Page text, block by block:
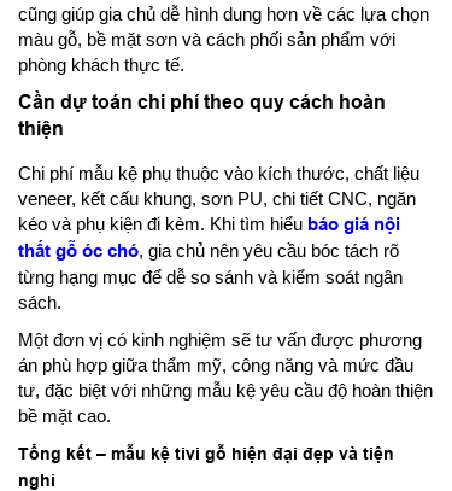
cũng giúp gia chủ dễ hình dung hơn về các lựa chọn
màu gỗ, bề mặt sơn và cách phối sản phẩm với
phòng khách thực tế.
Cần dự toán chi phí theo quy cách hoàn
thiện
Chi phí mẫu kệ phụ thuộc vào kích thước, chất liệu
veneer, kết cấu khung, sơn PU, chi tiết CNC, ngăn
kéo và phụ kiện đi kèm. Khi tìm hiểu báo giá nội
thất gỗ óc chó, gia chủ nên yêu cầu bóc tách rõ
từng hạng mục để dễ so sánh và kiểm soát ngân
sách.
Một đơn vị có kinh nghiệm sẽ tư vấn được phương
án phù hợp giữa thẩm mỹ, công năng và mức đầu
tư, đặc biệt với những mẫu kệ yêu cầu độ hoàn thiện
bề mặt cao.
Tổng kết – mẫu kệ tivi gỗ hiện đại đẹp và tiện
nghi